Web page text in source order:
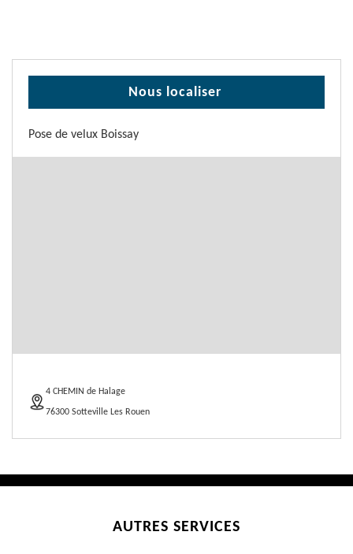
Nous localiser
Pose de velux Boissay
4 CHEMIN de Halage
76300 Sotteville Les Rouen
AUTRES SERVICES